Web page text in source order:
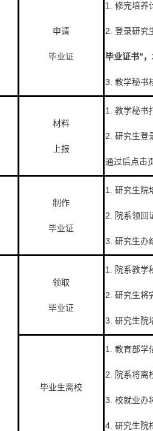
申请
毕业证
1. 修完培养
2. 登录研究
毕业证书”
3. 教学秘书
材料
上报
1. 教学秘书
2. 研究生登
通过后点击
制作
毕业证
1. 研究生院
2. 院系领回
3. 研究生办
领取
毕业证
1. 院系教学
2. 研究生将
3. 研究生院
毕业生离校
1. 教育部学
2. 院系将离
3. 校就业办
4. 研究生院